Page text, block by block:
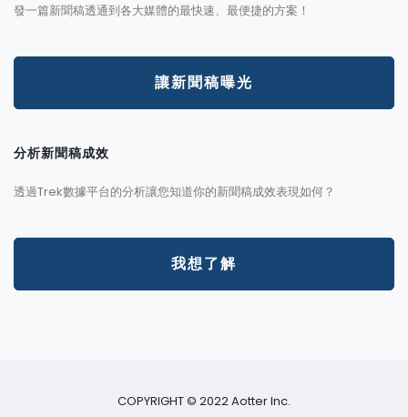
發一篇新聞稿透通到各大媒體的最快速、最便捷的方案！
讓新聞稿曝光
分析新聞稿成效
透過Trek數據平台的分析讓您知道你的新聞稿成效表現如何？
我想了解
COPYRIGHT © 2022 Aotter Inc.